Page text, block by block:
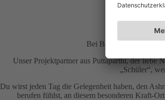
Bei Bedarf helfen wir
Unser Projektpartner aus Puttaparthi, der liebe
„Schüler“,
Du wirst jeden Tag die Gelegenheit haben, den
berufen fühlst, an diesem besonderen Kraft-